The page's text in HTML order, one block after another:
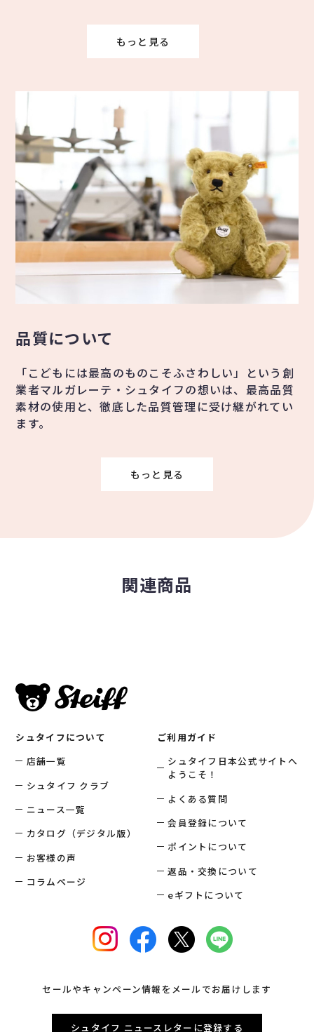
もっと見る
品質について
「こどもには最高のものこそふさわしい」という創
業者マルガレーテ・シュタイフの想いは、最高品質
素材の使用と、徹底した品質管理に受け継がれてい
ます。
もっと見る
関連商品
シュタイフについて
店舗一覧
シュタイフ クラブ
ニュース一覧
カタログ（デジタル版）
お客様の声
コラムページ
ご利用ガイド
シュタイフ日本公式サイトへ
ようこそ！
よくある質問
会員登録について
ポイントについて
返品・交換について
eギフトについて
セールやキャンペーン情報をメールでお届けします
シュタイフ ニュースレターに登録する